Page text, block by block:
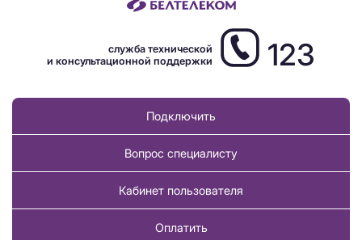
служба технической
и консультационной поддержки
123
Подключить
Вопрос специалисту
Кабинет пользователя
Оплатить